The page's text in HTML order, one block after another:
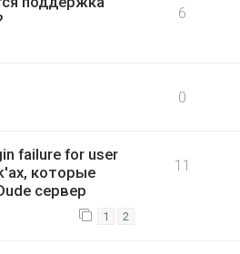
6
0
failure for user
которые
сервер
1 2
11